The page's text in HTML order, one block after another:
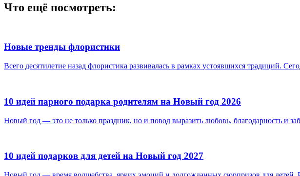
Что ещё посмотреть:
Новые тренды флористики
Всего десятилетие назад флористика развивалась в рамках устоявшихся традиций.
10 идей парного подарка родителям на Новый год 2026
Новый год — это не только праздник, но и повод выразить любовь, благодарность и
10 идей подарков для детей на Новый год 2027